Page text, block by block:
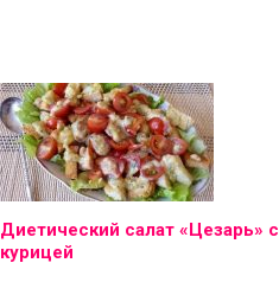
Диетический салат «Цезарь» с
курицей